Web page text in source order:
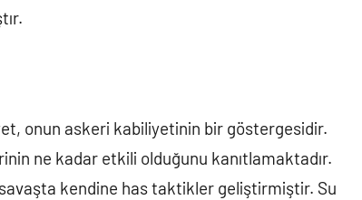
onun askeri kabiliyetinin bir göstergesidir.
ne kadar etkili olduğunu kanıtlamaktadır.
kendine has taktikler geliştirmiştir. Su